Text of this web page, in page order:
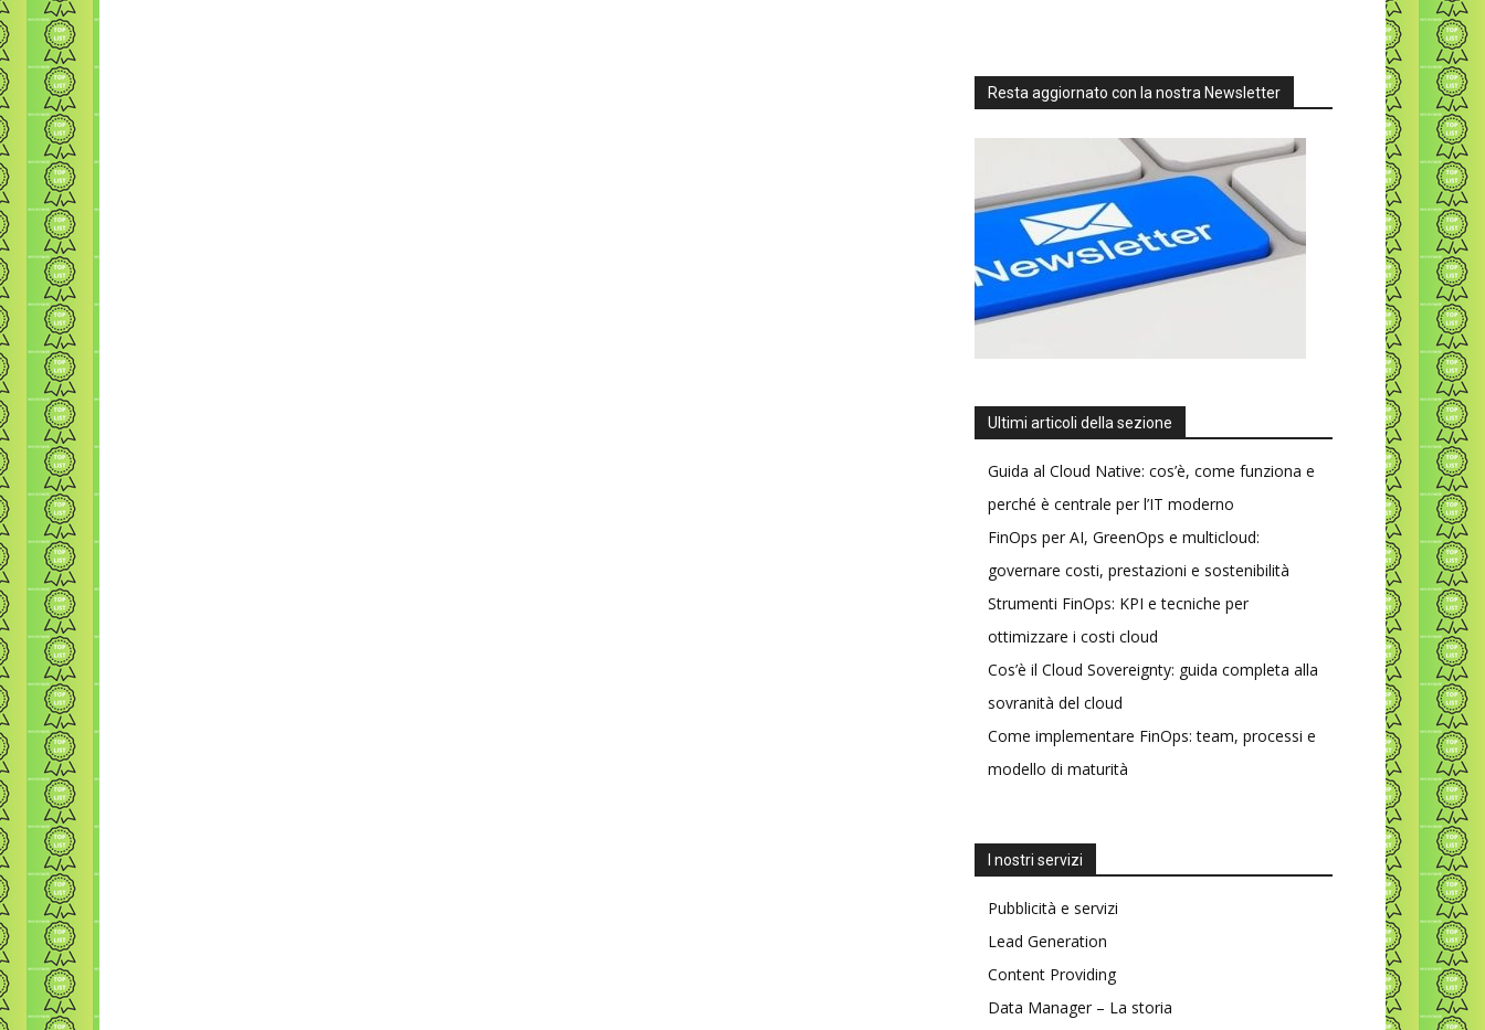
Resta aggiornato con la nostra Newsletter
Ultimi articoli della sezione
Guida al Cloud Native: cos’è, come funziona e
perché è centrale per l’IT moderno
FinOps per AI, GreenOps e multicloud:
governare costi, prestazioni e sostenibilità
Strumenti FinOps: KPI e tecniche per
ottimizzare i costi cloud
Cos’è il Cloud Sovereignty: guida completa alla
sovranità del cloud
Come implementare FinOps: team, processi e
modello di maturità
I nostri servizi
Pubblicità e servizi
Lead Generation
Content Providing
Data Manager – La storia